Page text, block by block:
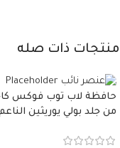
منتجات ذات صله
حافظة لاب توب فوكس
من جلد بولي يوريثين الناعم
وسوستة.